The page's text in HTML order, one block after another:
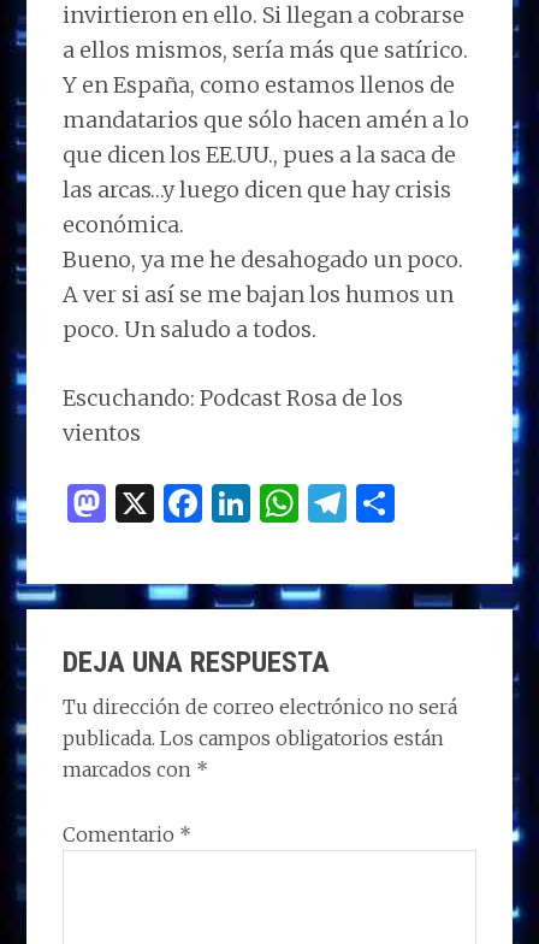
invirtieron en ello. Si llegan a cobrarse
a ellos mismos, sería más que satírico.
Y en España, como estamos llenos de
mandatarios que sólo hacen amén a lo
que dicen los EE.UU., pues a la saca de
las arcas…y luego dicen que hay crisis
económica.
Bueno, ya me he desahogado un poco.
A ver si así se me bajan los humos un
poco. Un saludo a todos.
Escuchando: Podcast Rosa de los
vientos
M
to
d
o
n
X F
ce
b
o
o
k
Li
k
e
dI
n
W
at
s
A
p
p
T
e
g
m
m
p
ti
r
CON
LOS
LECTORES
DEJA UNA RESPUESTA
Tu dirección de correo electrónico no será
publicada. Los campos obligatorios están
marcados con *
Comentario *